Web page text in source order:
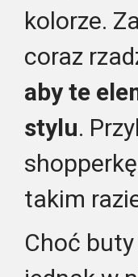
kolorze.
coraz
aby te
stylu.
takim
Choć